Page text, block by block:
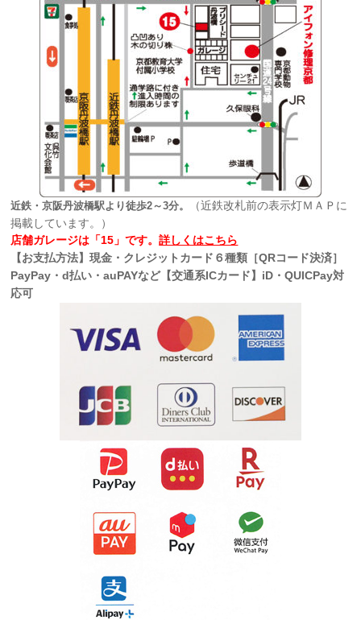
近鉄・京阪丹波橋駅より徒歩2～3分。
（近鉄改札前の表示灯ＭＡＰに
掲載しています。）
店舗ガレージは「15」です。詳しくはこちら
【お支払方法】現金・クレジットカード６種類［QRコード決済］
PayPay・d払い・auPAYなど【交通系ICカード】iD・QUICPay対
応可